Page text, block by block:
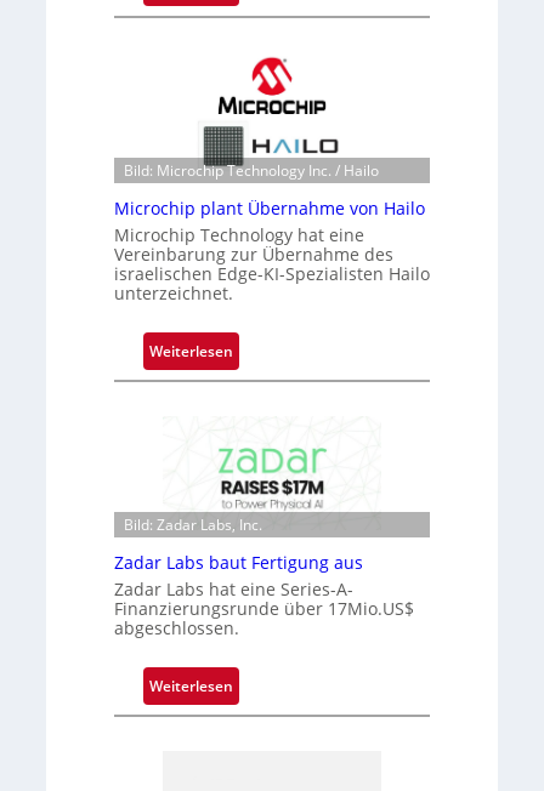
B
k
s
t
n
e
ü
b
n
m
t
D
k
V
i
o
Bild: Microchip Technology Inc. / Hailo
Microchip plant Übernahme von Hailo
Microchip Technology hat eine
Vereinbarung zur Übernahme des
israelischen Edge-KI-Spezialisten Hailo
unterzeichnet.
Weiterlesen:
M
r
o
c
h
p
p
l
n
t
Bild: Zadar Labs, Inc.
Zadar Labs baut Fertigung aus
Zadar Labs hat eine Series-A-
Finanzierungsrunde über 17Mio.US$
abgeschlossen.
Weiterlesen:
Z